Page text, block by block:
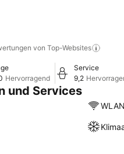
von Top-Websites
Hervorragend
Service
9,2
und Services